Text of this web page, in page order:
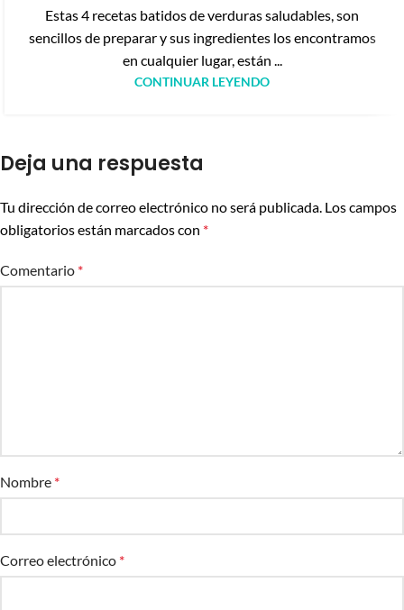
Estas 4 recetas batidos de verduras saludables, son
sencillos de preparar y sus ingredientes los encontramos
en cualquier lugar, están ...
CONTINUAR LEYENDO
Deja una respuesta
Tu dirección de correo electrónico no será publicada. Los campos
obligatorios están marcados con *
Comentario *
Nombre *
Correo electrónico *